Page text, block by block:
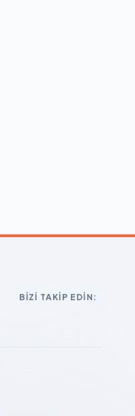
BIZI TAKIP EDIN: